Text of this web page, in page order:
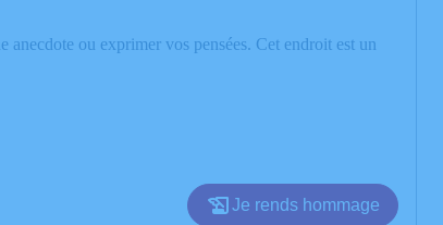
anecdote ou exprimer vos pensées. Cet endroit est un
Je rends hommage